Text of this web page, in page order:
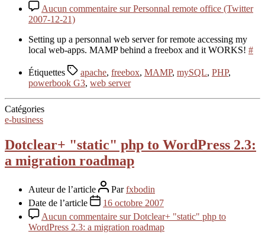
Aucun commentaire sur Personnal remote office (Twitter
2007-12-21)
Setting up a personnal web server for remote accessing my
local web-apps. MAMP behind a freebox and it WORKS! #
Étiquettes apache, freebox, MAMP, mySQL, PHP,
powerbook G3, web server
Catégories
e-business
Dotclear+ "static" php to WordPress 2.3:
a migration roadmap
Auteur de l’article Parfxbodin
Date de l’article
16 octobre 2007
Aucun commentaire sur Dotclear+ "static" php to
WordPress 2.3: a migration roadmap